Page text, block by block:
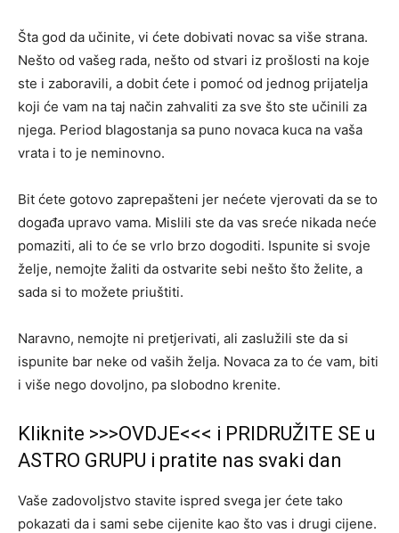
Šta god da učinite, vi ćete dobivati novac sa više strana.
Nešto od vašeg rada, nešto od stvari iz prošlosti na koje
ste i zaboravili, a dobit ćete i pomoć od jednog prijatelja
koji će vam na taj način zahvaliti za sve što ste učinili za
njega. Period blagostanja sa puno novaca kuca na vaša
vrata i to je neminovno.
Bit ćete gotovo zaprepašteni jer nećete vjerovati da se to
događa upravo vama. Mislili ste da vas sreće nikada neće
pomaziti, ali to će se vrlo brzo dogoditi. Ispunite si svoje
želje, nemojte žaliti da ostvarite sebi nešto što želite, a
sada si to možete priuštiti.
Naravno, nemojte ni pretjerivati, ali zaslužili ste da si
ispunite bar neke od vaših želja. Novaca za to će vam, biti
i više nego dovoljno, pa slobodno krenite.
Kliknite >>>OVDJE<<< i PRIDRUŽITE SE u
ASTRO GRUPU i pratite nas svaki dan
Vaše zadovoljstvo stavite ispred svega jer ćete tako
pokazati da i sami sebe cijenite kao što vas i drugi cijene.